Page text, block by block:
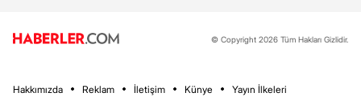
© Copyright 2026 Tüm Hakları Gizlidir.
Hakkımızda Reklam İletişim Künye Yayın İlkeleri